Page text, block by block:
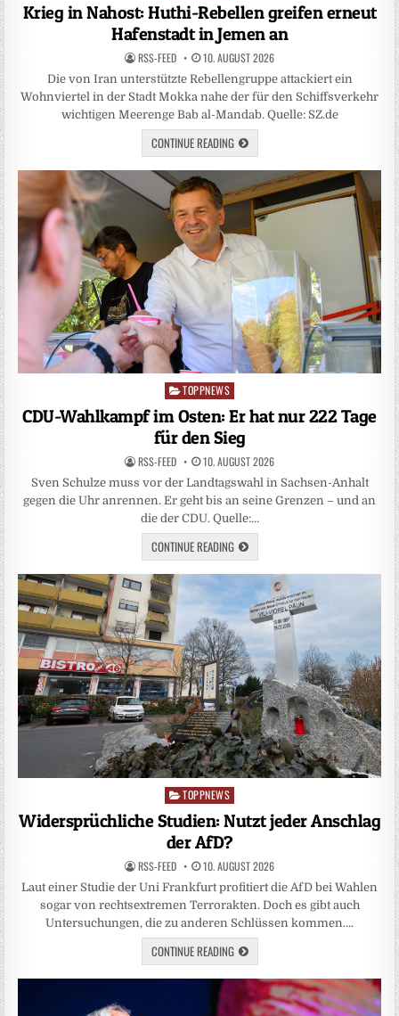
Krieg in Nahost: Huthi-Rebellen greifen erneut
Hafenstadt in Jemen an
RSS-FEED 10. AUGUST 2026
Die von Iran unterstützte Rebellengruppe attackiert ein
Wohnviertel in der Stadt Mokka nahe der für den Schiffsverkehr
wichtigen Meerenge Bab al-Mandab. Quelle: SZ.de
CONTINUE READING
Posted
TOPPNEWS
CDU-Wahlkampf im Osten: Er hat nur 222 Tage
für den Sieg
RSS-FEED 10. AUGUST 2026
Sven Schulze muss vor der Landtagswahl in Sachsen-Anhalt
gegen die Uhr anrennen. Er geht bis an seine Grenzen – und an
die der CDU. Quelle:…
CONTINUE READING
Posted
in
TOPPNEWS
Widersprüchliche Studien: Nutzt jeder Anschlag
der AfD?
RSS-FEED 10. AUGUST 2026
Laut einer Studie der Uni Frankfurt profitiert die AfD bei Wahlen
sogar von rechtsextremen Terrorakten. Doch es gibt auch
Untersuchungen, die zu anderen Schlüssen kommen….
CONTINUE READING